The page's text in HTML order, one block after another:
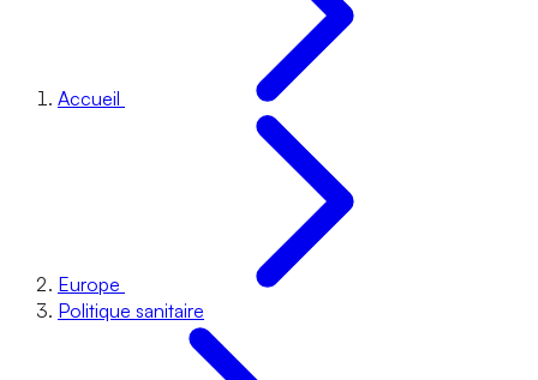
Accueil
Europe
Politique sanitaire